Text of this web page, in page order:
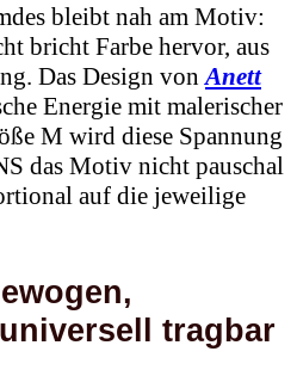
bleibt nah am Motiv:
bricht Farbe hervor, aus
Das Design vonAnett
Energie mit malerischer
M wird diese Spannung
das Motiv nicht pauschal
auf die jeweilige
tragbar